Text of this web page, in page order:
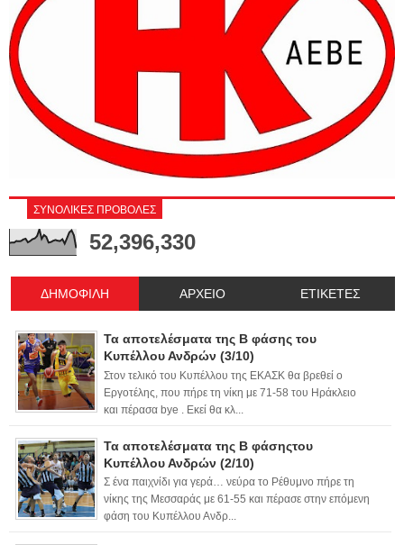
ΣΥΝΟΛΙΚΕΣ ΠΡΟΒΟΛΕΣ
52,396,330
ΔΗΜΟΦΙΛΗ ΑΡΧΕΙΟ ΕΤΙΚΕΤΕΣ
Τα αποτελέσματα της Β φάσης του
Κυπέλλου Ανδρών (3/10)
Στον τελικό του Κυπέλλου της ΕΚΑΣΚ θα βρεθεί ο
Εργοτέλης, που πήρε τη νίκη με 71-58 του Ηράκλειο
και πέρασα bye . Εκεί θα κλ...
Τα αποτελέσματα της Β φάσηςτου
Κυπέλλου Ανδρών (2/10)
Σ ένα παιχνίδι για γερά… νεύρα το Ρέθυμνο πήρε τη
νίκης της Μεσσαράς με 61-55 και πέρασε στην επόμενη
φάση του Κυπέλλου Ανδρ...